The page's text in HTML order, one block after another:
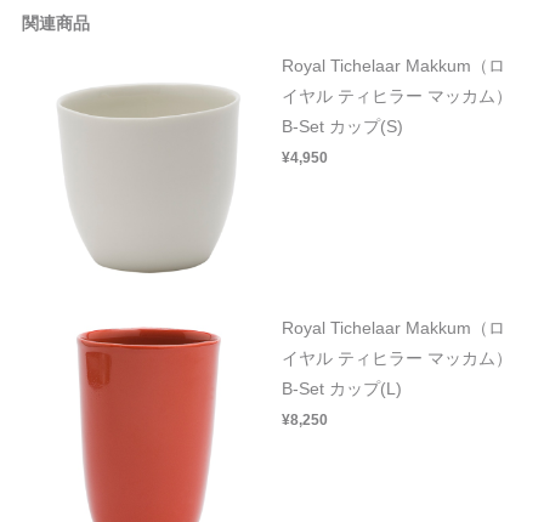
関連商品
Royal Tichelaar Makkum（ロ
イヤル ティヒラー マッカム）
B-Set カップ(S)
¥4,950
Royal Tichelaar Makkum（ロ
イヤル ティヒラー マッカム）
B-Set カップ(L)
¥8,250